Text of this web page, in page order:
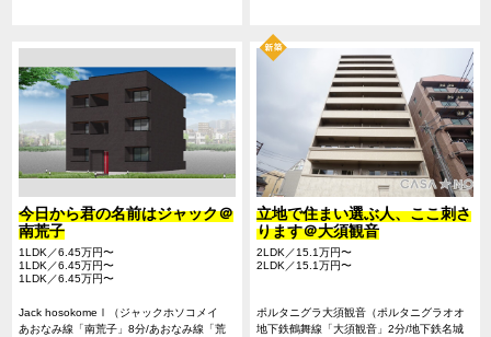
今日から君の名前はジャック＠
南荒子
1LDK／6.45万円〜
1LDK／6.45万円〜
1LDK／6.45万円〜
Jack hosokomeⅠ（ジャックホソコメイ
チ）
あおなみ線「南荒子」8分/あおなみ線「荒
立地で住まい選ぶ人、ここ刺さ
ります＠大須観音
2LDK／15.1万円〜
2LDK／15.1万円〜
ポルタニグラ大須観音（ポルタニグラオオ
スカンノン）
地下鉄鶴舞線「大須観音」2分/地下鉄名城